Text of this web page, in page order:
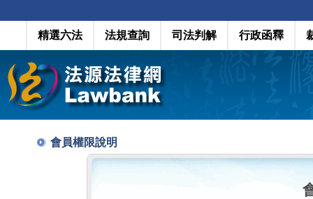
精選六法 法規查詢 司法判解 行政函釋
會員權限說明